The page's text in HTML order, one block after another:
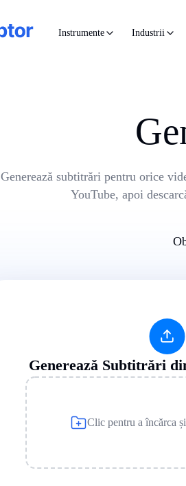
Instrumente Industrii
Generează subtitrări pentru orice
YouTube, apoi
Generează Subtitrări
Clic pentru a încărca